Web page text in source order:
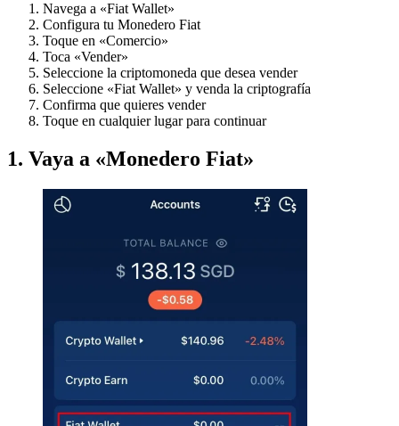
Navega a «Fiat Wallet»
Configura tu Monedero Fiat
Toque en «Comercio»
Toca «Vender»
Seleccione la criptomoneda que desea vender
Seleccione «Fiat Wallet» y venda la criptografía
Confirma que quieres vender
Toque en cualquier lugar para continuar
1. Vaya a «Monedero Fiat»